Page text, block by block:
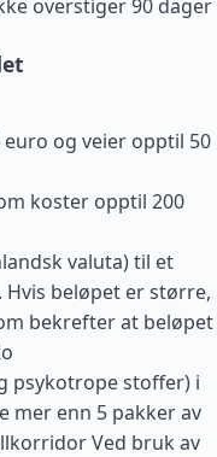
overstiger 90 dager
og veier opptil 50
koster opptil 200
valuta) til et
beløpet er større,
bekrefter at beløpet
psykotrope stoffer) i
mer enn 5 pakker av
Ved bruk av